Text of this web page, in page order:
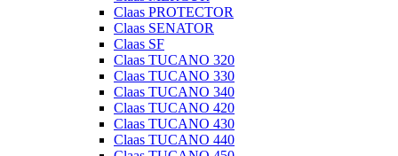
Claas PROTECTOR
Claas SENATOR
Claas SF
Claas TUCANO 320
Claas TUCANO 330
Claas TUCANO 340
Claas TUCANO 420
Claas TUCANO 430
Claas TUCANO 440